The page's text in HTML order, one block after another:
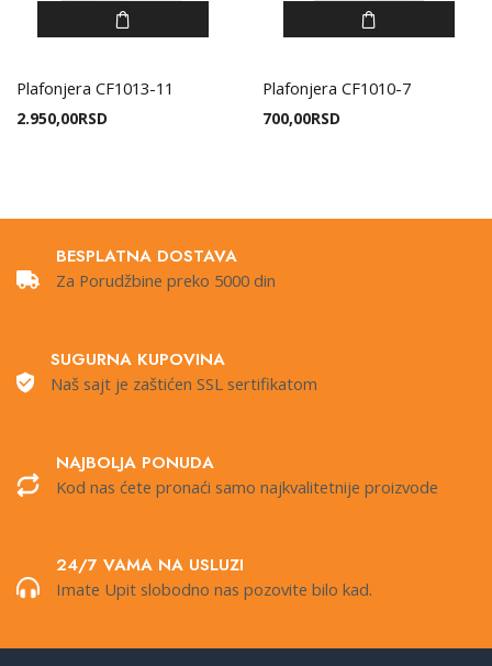
Plafonjera CF1013-11
2.950,00RSD
Plafonjera CF1010-7
700,00RSD
BESPLATNA DOSTAVA
Za Porudžbine preko 5000 din
SUGURNA KUPOVINA
Naš sajt je zaštićen SSL sertifikatom
NAJBOLJA PONUDA
Kod nas ćete pronaći samo najkvalitetnije proizvode
24/7 VAMA NA USLUZI
Imate Upit slobodno nas pozovite bilo kad.